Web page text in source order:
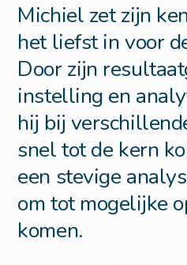
Michiel zet zijn
het liefst in voor
Door zijn
instelling en
hij bij
snel tot de kern
een stevige
om tot mogelijke
komen.